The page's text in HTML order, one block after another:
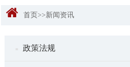
首页>>新闻资讯
政策法规